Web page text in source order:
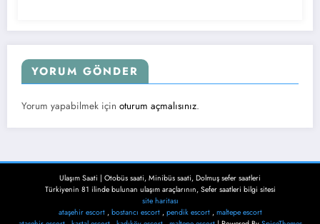
YORUM GÖNDER
Yorum yapabilmek için oturum açmalısınız.
Ulaşım Saati | Otobüs saati, Minibüs saati, Dolmuş sefer saatleri
Türkiyenin 81 ilinde bulunan ulaşım araçlarının, Sefer saatleri bilgi sitesi
site haritası
ataşehir escort, bostancı escort, pendik escort, maltepe escort